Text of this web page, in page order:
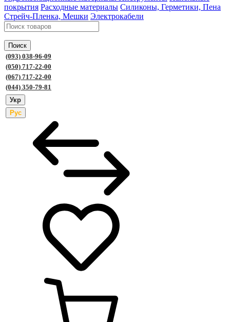
покрытия Расходные материалы Силиконы, Герметики, Пена
Стрейч-Пленка, Мешки Электрокабели
Поиск
(093) 038-96-09
(050) 717-22-00
(067) 717-22-00
(044) 350-79-81
Укр
Рус